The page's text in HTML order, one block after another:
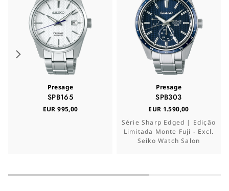
Presage
SPB165
EUR 995,00
Presage
SPB303
EUR 1.590,00
Série Sharp Edged | Edição
Limitada Monte Fuji - Excl.
Seiko Watch Salon